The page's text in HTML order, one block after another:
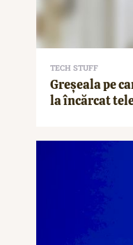
TECH STUFF
Greșeala pe
la încărcat